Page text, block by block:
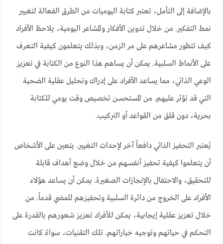
بالإضافة إلى التأمل، تعتبر كتابة اليوميات من الطرق الفعالة لتغيير
نمط التفكير. من خلال تدوين الأفكار والمشاعر اليومية، يلاحظ الأفراد
كيف تتطور مشاعرهم على مر الزمن، وبذلك يتعلمون كيفية التعرف
على الأنماط السلبية. يمكن أن يساهم هذا النوع من الكتابة في تعزيز
الوعي الذاتي، مما يساعد الأفراد على إدراك وتحليل عقلية الضحية
التي قد تؤثر عليهم. من المستحسن تخصيص وقت يومي للكتابة
بحرية، دون قلق من القواعد أو التركيب.
يُعتبر التحفيز الذاتي دافعاً آخر لإحداث التغيير. يتعين على الأشخاص
أن يتعلموا كيفية تحفيز أنفسهم من خلال وضع أهداف قابلة
للتحقيق، والاحتفال بالإنجازات الصغيرة. يمكن أن يساعد هؤلاء
الأفراد على الخروج من دائرة السلبية وتحفيزهم للمضي قدماً. من
خلال تعزيز عقلية إيجابية، يمكن للأفراد تعزيز شعورهم بالقدرة على
التحكم في حياتهم وتوجيه خياراتهم. تلك التقنيات، سواءً كانت